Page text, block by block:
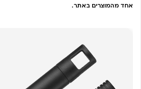
אחד מהמוצרים באתר.